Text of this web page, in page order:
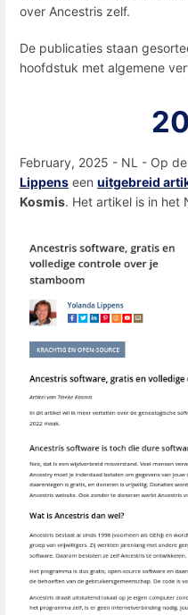
over Ancestris zelf.
De publicaties staan
hoofdstuk met algemene
February, 2025 - NL - Op
Lippens een uitgebreid
Kosmis. Het artikel is in het